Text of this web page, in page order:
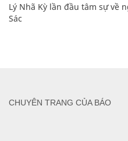
Lý Nhã Kỳ lần đầu tâm sự về
Sác
CHUYÊN TRANG CỦA BÁO